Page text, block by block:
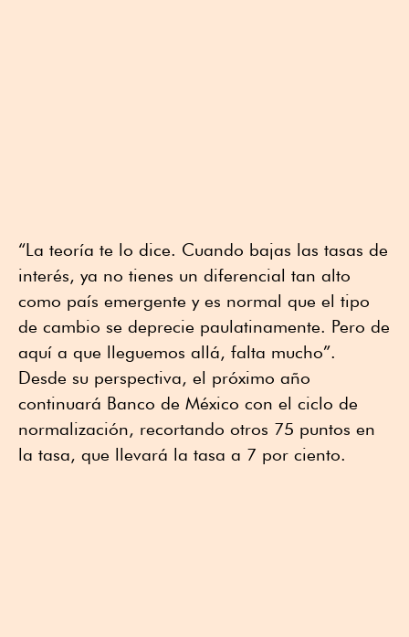
“La teoría te lo dice. Cuando bajas las tasas de
interés, ya no tienes un diferencial tan alto
como país emergente y es normal que el tipo
de cambio se deprecie paulatinamente. Pero de
aquí a que lleguemos allá, falta mucho”.
Desde su perspectiva, el próximo año
continuará Banco de México con el ciclo de
normalización, recortando otros 75 puntos en
la tasa, que llevará la tasa a 7 por ciento.